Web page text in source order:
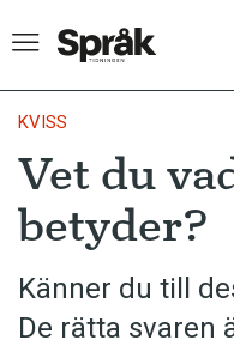
Hem
Artiklar
Krönikor
Språkfrågor
KVISS
Vet du
betyder?
Känner du till
De rätta svaren